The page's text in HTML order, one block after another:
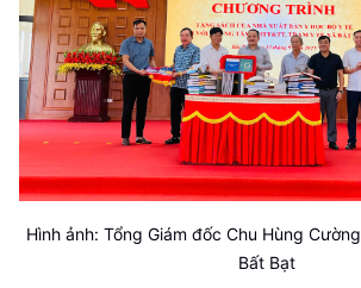
Hình ảnh: Tổng Giám đốc Chu Hùng
Bất Bạt